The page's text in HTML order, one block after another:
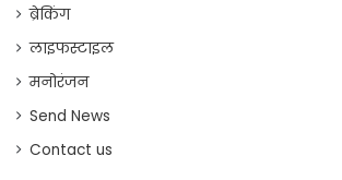
ब्रेकिंग
लाइफस्टाइल
मनोरंजन
Send News
Contact us